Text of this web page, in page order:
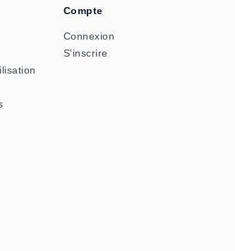
Compte
Connexion
S'inscrire